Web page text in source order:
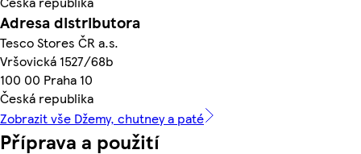
Adresa distributora
Tesco Stores ČR a.s.
Vršovická 1527/68b
100 00 Praha 10
Česká republika
Zobrazit vše Džemy, chutney a paté
Příprava a použití